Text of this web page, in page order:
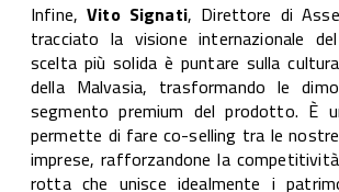
Infine,Vito Signati, Direttore di
tracciato la visione internazionale
scelta più solida è puntare sulla
della Malvasia, trasformando le
segmento premium del prodotto. È
permette di fare co-selling tra le
imprese, rafforzandone la
rotta che unisce idealmente i